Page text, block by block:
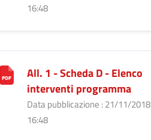
16:48
All. 1 - Scheda D - Elenco
interventi programma
Data pubblicazione : 21/11/2018
16:48